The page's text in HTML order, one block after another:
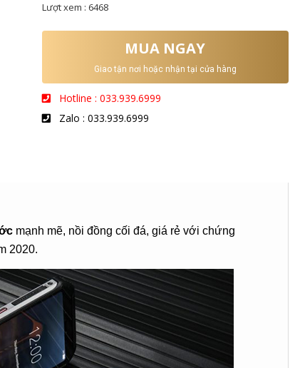
Lượt xem : 6468
MUA NGAY
Giao tận nơi hoặc nhận tại cửa hàng
Hotline : 033.939.6999
Zalo : 033.939.6999
mạnh mẽ, nồi đồng cối đá, giá rẻ với chứng
2020.